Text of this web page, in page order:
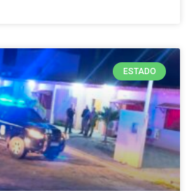
ESTADO